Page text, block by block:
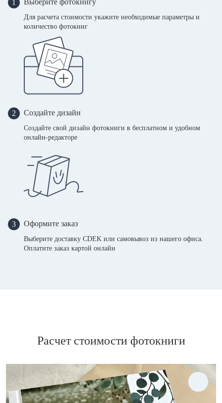
1 Выберите фотокнигу
Для расчета стоимости укажите необходимые параметры и
количество фотокниг
2 Создайте дизайн
Создайте свой дизайн фотокниги в бесплатном и удобном
онлайн-редакторе
3 Оформите заказ
Выберите доставку CDEK или самовывоз из нашего офиса.
Оплатите заказ картой онлайн
Расчет стоимости фотокниги